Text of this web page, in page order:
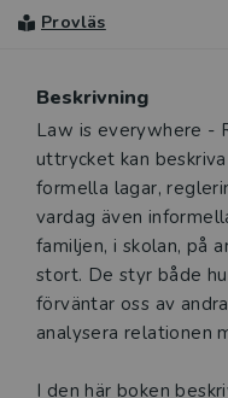
Provläs
Beskrivning
Beskrivning
Law is everywhere -
uttrycket kan
formella lagar,
vardag även
familjen, i skolan, på
stort. De styr både
förväntar oss av
analysera relationen
I den här boken